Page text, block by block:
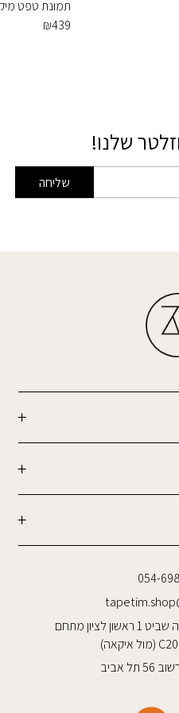
תמונת טפט
₪439
שלנו!
שליחה
054-
סניף ראשל"צ - אברהם בומה שביט 1 ראשון לציון מתחם
אביב